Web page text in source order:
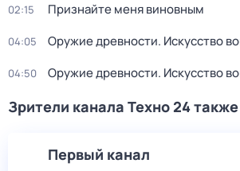
02:15 Признайте меня виновным
04:05 Оружие древности. Искусство
04:50 Оружие древности. Искусство
Зрители канала Техно 24
Первый канал